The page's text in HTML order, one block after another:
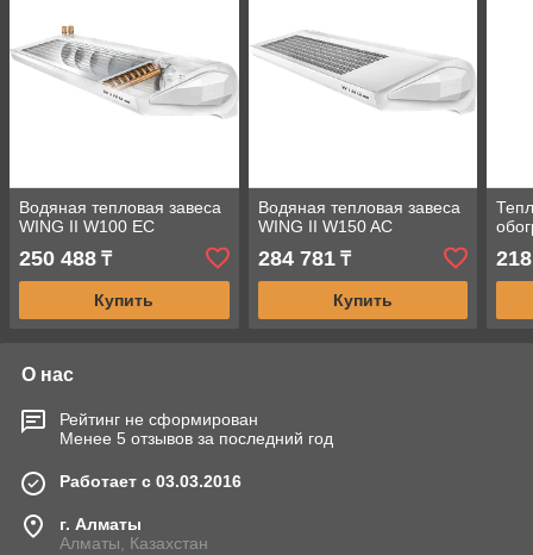
Водяная тепловая завеса
WING II W100 EC
250 488 ₸
Купить
Водяная тепловая завеса
WING II W150 AC
284 781₸
Купить
О нас
Рейтинг не сформирован
Менее 5 отзывов за последний год
Работает с 03.03.2016
г. Алматы
Алматы, Казахстан